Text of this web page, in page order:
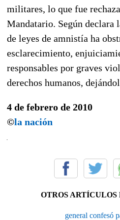
militares, lo que fue
Mandatario. Según
de leyes de amnistía ha
esclarecimiento,
responsables por graves
derechos humanos,
4 de febrero de 2010
©la nación
OTROS ARTÍCULOS
general confesó